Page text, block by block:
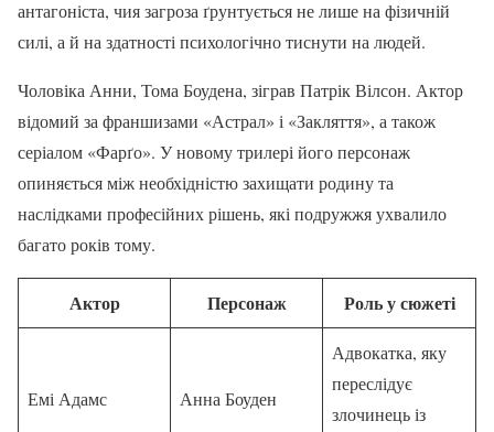
антагоніста, чия загроза ґрунтується не лише на фізичній
силі, а й на здатності психологічно тиснути на людей.
Чоловіка Анни, Тома Боудена, зіграв Патрік Вілсон. Актор
відомий за франшизами «Астрал» і «Закляття», а також
серіалом «Фарґо». У новому трилері його персонаж
опиняється між необхідністю захищати родину та
наслідками професійних рішень, які подружжя ухвалило
багато років тому.
Актор Персонаж Роль у сюжеті
Емі Адамс Анна Боуден
Адвокатка, яку
переслідує
злочинець із